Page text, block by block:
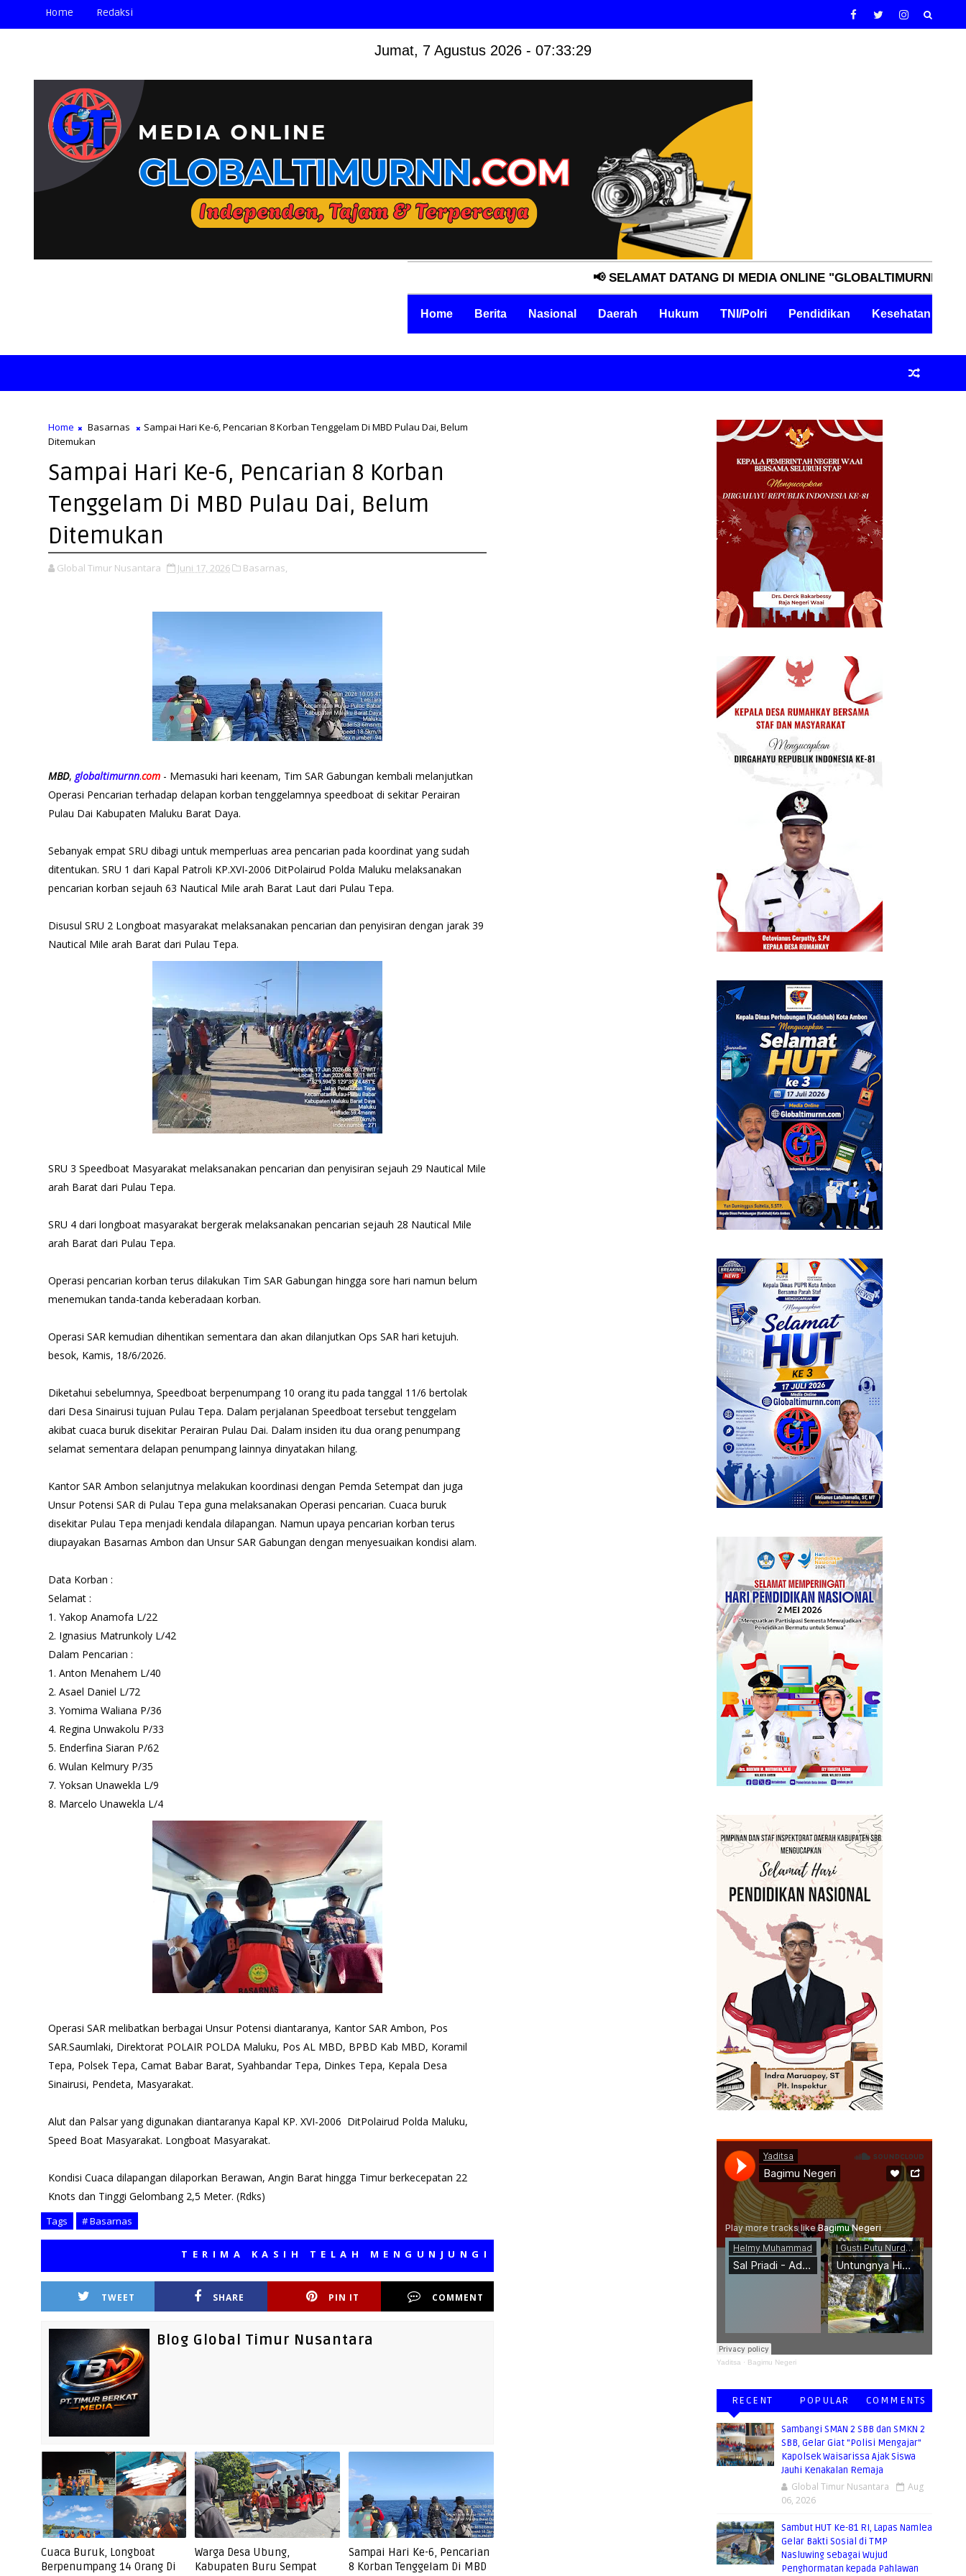
Home Redaksi
Jumat, 7 Agustus 2026 - 07:33:30
📢 SELAMAT DATANG DI MEDIA ONLINE "GLOBALTIMURNN.COM"
Home Berita Nasional Daerah Hukum TNI/Polri Pendidikan Kesehatan
Home Basarnas
Sampai Hari Ke-6, Pencarian 8 Korban Tenggelam Di MBD Pulau Dai, Belum
Ditemukan
Sampai Hari Ke-6, Pencarian 8 Korban
Tenggelam Di MBD Pulau Dai, Belum
Ditemukan
Global Timur Nusantara Juni 17, 2026 Basarnas,
MBD, globaltimurnn.com - Memasuki hari keenam, Tim SAR Gabungan kembali melanjutkan
Operasi Pencarian terhadap delapan korban tenggelamnya speedboat di sekitar Perairan
Pulau Dai Kabupaten Maluku Barat Daya.
Sebanyak empat SRU dibagi untuk memperluas area pencarian pada koordinat yang sudah
ditentukan. SRU 1 dari Kapal Patroli KP.XVI-2006 DitPolairud Polda Maluku melaksanakan
pencarian korban sejauh 63 Nautical Mile arah Barat Laut dari Pulau Tepa.
Disusul SRU 2 Longboat masyarakat melaksanakan pencarian dan penyisiran dengan jarak 39
Nautical Mile arah Barat dari Pulau Tepa.
SRU 3 Speedboat Masyarakat melaksanakan pencarian dan penyisiran sejauh 29 Nautical Mile
arah Barat dari Pulau Tepa.
SRU 4 dari longboat masyarakat bergerak melaksanakan pencarian sejauh 28 Nautical Mile
arah Barat dari Pulau Tepa.
Operasi pencarian korban terus dilakukan Tim SAR Gabungan hingga sore hari namun belum
menemukan tanda-tanda keberadaan korban.
Operasi SAR kemudian dihentikan sementara dan akan dilanjutkan Ops SAR hari ketujuh.
besok, Kamis, 18/6/2026.
Diketahui sebelumnya, Speedboat berpenumpang 10 orang itu pada tanggal 11/6 bertolak
dari Desa Sinairusi tujuan Pulau Tepa. Dalam perjalanan Speedboat tersebut tenggelam
akibat cuaca buruk disekitar Perairan Pulau Dai. Dalam insiden itu dua orang penumpang
selamat sementara delapan penumpang lainnya dinyatakan hilang.
Kantor SAR Ambon selanjutnya melakukan koordinasi dengan Pemda Setempat dan juga
Unsur Potensi SAR di Pulau Tepa guna melaksanakan Operasi pencarian. Cuaca buruk
disekitar Pulau Tepa menjadi kendala dilapangan. Namun upaya pencarian korban terus
diupayakan Basarnas Ambon dan Unsur SAR Gabungan dengan menyesuaikan kondisi alam.
Data Korban :
Selamat :
1. Yakop Anamofa L/22
2. Ignasius Matrunkoly L/42
Dalam Pencarian :
1. Anton Menahem L/40
2. Asael Daniel L/72
3. Yomima Waliana P/36
4. Regina Unwakolu P/33
5. Enderfina Siaran P/62
6. Wulan Kelmury P/35
7. Yoksan Unawekla L/9
8. Marcelo Unawekla L/4
Operasi SAR melibatkan berbagai Unsur Potensi diantaranya, Kantor SAR Ambon, Pos
SAR.Saumlaki, Direktorat POLAIR POLDA Maluku, Pos AL MBD, BPBD Kab MBD, Koramil
Tepa, Polsek Tepa, Camat Babar Barat, Syahbandar Tepa, Dinkes Tepa, Kepala Desa
Sinairusi, Pendeta, Masyarakat.
Alut dan Palsar yang digunakan diantaranya Kapal KP. XVI-2006 DitPolairud Polda Maluku,
Speed Boat Masyarakat. Longboat Masyarakat.
Kondisi Cuaca dilapangan dilaporkan Berawan, Angin Barat hingga Timur berkecepatan 22
Knots dan Tinggi Gelombang 2,5 Meter. (Rdks)
Tags # Basarnas
TERIMA KASIH TELAH MENGUNJUNGI MEDIA KAMI, SEMOGA BERMANFAAT
TWEET SHARE PIN IT COMMENT
Blog Global Timur Nusantara
Cuaca Buruk, Longboat
Berpenumpang 14 Orang Di
Warga Desa Ubung,
Kabupaten Buru Sempat
Sampai Hari Ke-6, Pencarian
8 Korban Tenggelam Di MBD
Yaditsa · Bagimu Negeri
RECENT POPULAR COMMENTS
Sambangi SMAN 2 SBB dan SMKN 2
SBB, Gelar Giat "Polisi Mengajar"
Kapolsek Waisarissa Ajak Siswa
Jauhi Kenakalan Remaja
Global Timur Nusantara
Aug
06, 2026
Sambut HUT Ke-81 RI, Lapas Namlea
Gelar Bakti Sosial di TMP
Nasluwing sebagai Wujud
Penghormatan kepada Pahlawan